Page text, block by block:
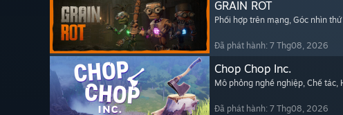
GRAIN ROT
Phối hợp trên mạng, Góc nhìn
Đã phát hành: 7 Thg08, 2026
Chop Chop Inc.
Mô phỏng nghề nghiệp, Chế tác,
Đã phát hành: 7 Thg08, 2026